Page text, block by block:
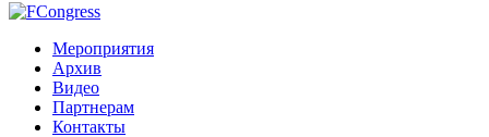
Мероприятия
Архив
Видео
Партнерам
Контакты